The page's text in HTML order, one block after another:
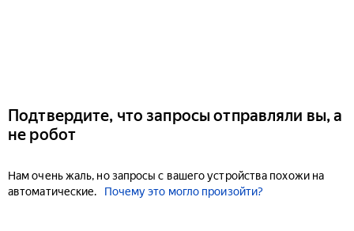
Подтвердите, что запросы отправляли вы, а
не робот
Нам очень жаль, но запросы с вашего устройства похожи на
автоматические.
Почему это могло произойти?